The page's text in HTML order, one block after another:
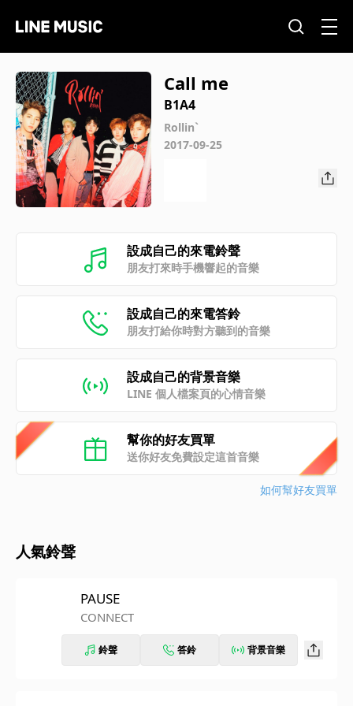
Call me
B1A4
Rollin`
2017-09-25
設成自己的來電鈴聲
朋友打來時手機響起的音樂
設成自己的來電答鈴
朋友打給你時對方聽到的音樂
設成自己的背景音樂
LINE 個人檔案頁的心情音樂
幫你的好友買單
送你好友免費設定這首音樂
如何幫好友買單
人氣鈴聲
PAUSE
CONNECT
鈴聲 答鈴 背景音樂